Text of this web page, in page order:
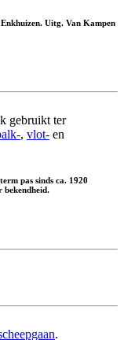
Uitg. Van Kampen
gebruikt ter
, vlot- en
pas sinds ca. 1920
bekendheid.
.